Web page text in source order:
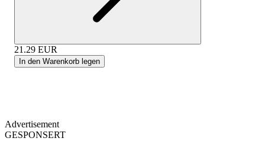
21.29 EUR
In den Warenkorb legen
Advertisement
GESPONSERT